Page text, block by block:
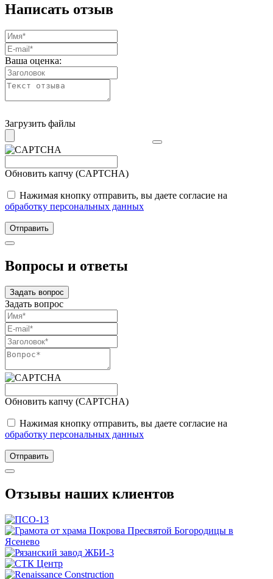
Написать отзыв
Ваша оценка:
Загрузить файлы
Обновить капчу (CAPTCHA)
Нажимая кнопку отправить, вы даете согласие на
обработку персональных данных
Отправить
Вопросы и ответы
Задать вопрос
Задать вопрос
Обновить капчу (CAPTCHA)
Нажимая кнопку отправить, вы даете согласие на
обработку персональных данных
Отправить
Отзывы наших клиентов